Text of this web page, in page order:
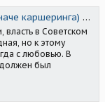
— яркая, но не долгая.
власть в Советском
но к этому
с любовью. В
был